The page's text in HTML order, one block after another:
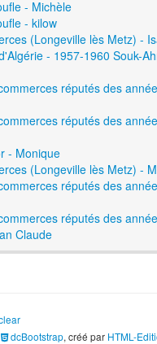
- Michèle
- kilow
(Longeville lès Metz) -
- 1957-1960 Souk-
réputés des
réputés des
- Monique
(Longeville lès Metz) -
réputés des
réputés des
Claude
dcBootstrap, créé par HTML-